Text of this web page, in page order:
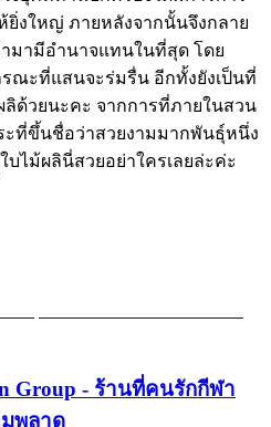
งใหญ่ ภายหลังจากนั้นจึงกลาย
มามีอำนาจแทนในที่สุด โดย
ณะที่แสนจะร่มรื่น อีกทั้งยังเป็นที่
ด้วยนะคะ จากการที่ภายในสวน
ที่ขึ้นชื่อว่าสวยงามมากพันธุ์หนึ่ง
ไม้ผลินี่สวยอย่าใครเลยล่ะค่ะ
Group - ร้านที่คนรักกีฬา
พลาด